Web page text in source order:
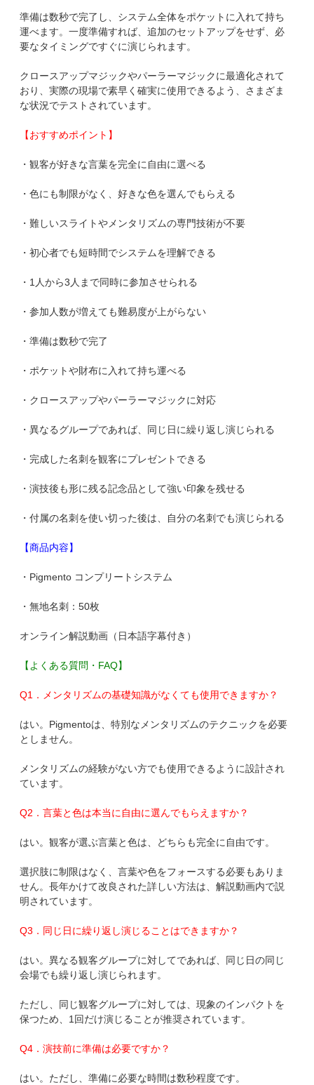
準備は数秒で完了し、システム全体をポケットに入れて持ち
運べます。一度準備すれば、追加のセットアップをせず、必
要なタイミングですぐに演じられます。
クロースアップマジックやパーラーマジックに最適化されて
おり、実際の現場で素早く確実に使用できるよう、さまざま
な状況でテストされています。
【おすすめポイント】
・観客が好きな言葉を完全に自由に選べる
・色にも制限がなく、好きな色を選んでもらえる
・難しいスライトやメンタリズムの専門技術が不要
・初心者でも短時間でシステムを理解できる
・1人から3人まで同時に参加させられる
・参加人数が増えても難易度が上がらない
・準備は数秒で完了
・ポケットや財布に入れて持ち運べる
・クロースアップやパーラーマジックに対応
・異なるグループであれば、同じ日に繰り返し演じられる
・完成した名刺を観客にプレゼントできる
・演技後も形に残る記念品として強い印象を残せる
・付属の名刺を使い切った後は、自分の名刺でも演じられる
【商品内容】
・Pigmento コンプリートシステム
・無地名刺：50枚
オンライン解説動画（日本語字幕付き）
【よくある質問・FAQ】
Q1．メンタリズムの基礎知識がなくても使用できますか？
はい。Pigmentoは、特別なメンタリズムのテクニックを必要
としません。
メンタリズムの経験がない方でも使用できるように設計され
ています。
Q2．言葉と色は本当に自由に選んでもらえますか？
はい。観客が選ぶ言葉と色は、どちらも完全に自由です。
選択肢に制限はなく、言葉や色をフォースする必要もありま
せん。長年かけて改良された詳しい方法は、解説動画内で説
明されています。
Q3．同じ日に繰り返し演じることはできますか？
はい。異なる観客グループに対してであれば、同じ日の同じ
会場でも繰り返し演じられます。
ただし、同じ観客グループに対しては、現象のインパクトを
保つため、1回だけ演じることが推奨されています。
Q4．演技前に準備は必要ですか？
はい。ただし、準備に必要な時間は数秒程度です。